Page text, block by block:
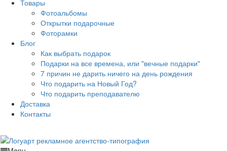
Товары
Фотоальбомы
Открытки подарочные
Фоторамки
Блог
Как выбрать подарок
Подарки на все времена, или "вечные подарки"
7 причин не дарить ничего на день рождения
Что подарить на Новый Год?
Что подарить преподавателю
Доставка
Контакты